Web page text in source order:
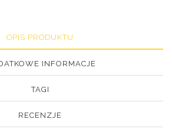
OPIS PRODUKTU
INFORMACJE
TAGI
RECENZJE